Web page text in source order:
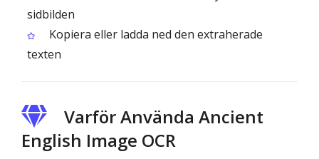
sidbilden
Kopiera eller ladda ned den extraherade
texten
Varför Använda Ancient
English Image OCR